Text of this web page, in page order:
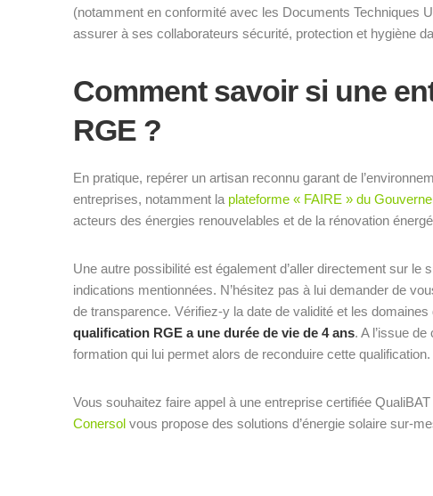
(notamment en conformité avec les Documents Techniques
assurer à ses collaborateurs sécurité, protection et hygiène
Comment savoir si une
RGE ?
En pratique, repérer un artisan reconnu garant de
entreprises, notamment la plateforme « FAIRE » du
acteurs des énergies renouvelables et de la rénovation
Une autre possibilité est également d’aller directement sur
indications mentionnées. N’hésitez pas à lui demander de
de transparence. Vérifiez-y la date de validité et les
qualification RGE a une durée de vie de 4 ans. A l’issue
formation qui lui permet alors de reconduire cette qualification.
Vous souhaitez faire appel à une entreprise certifiée
Conersol vous propose des solutions d’énergie solaire sur-